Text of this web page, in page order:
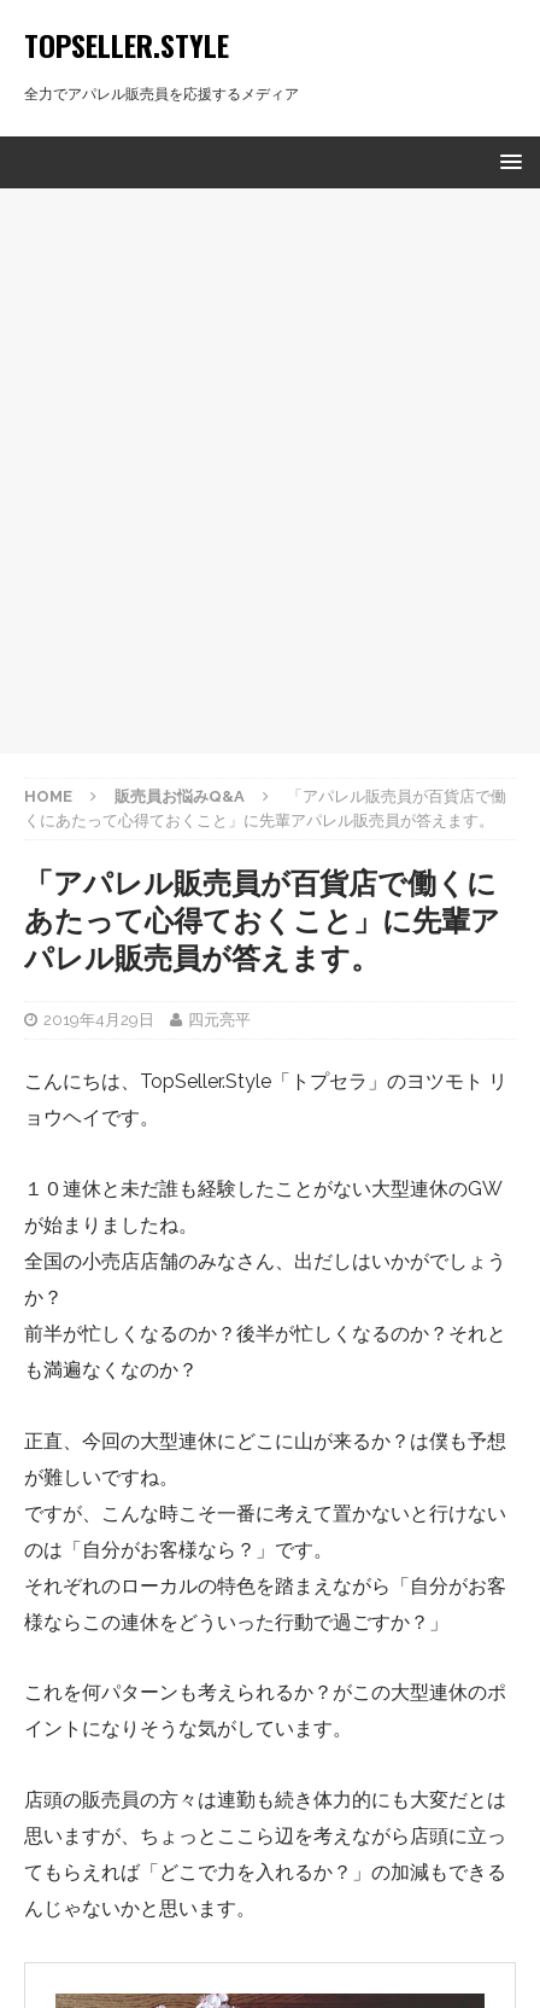
TOPSELLER.STYLE
全力でアパレル販売員を応援するメディア
HOME 販売員お悩みQ&A
「アパレル販売員が百貨店で働
くにあたって心得ておくこと」に先輩アパレル販売員が答えます。
「アパレル販売員が百貨店で働くに
あたって心得ておくこと」に先輩ア
パレル販売員が答えます。
2019年4月29日 四元亮平
こんにちは、TopSeller.Style「トプセラ」のヨツモト リ
ョウヘイです。
１０連休と未だ誰も経験したことがない大型連休のGW
が始まりましたね。
全国の小売店店舗のみなさん、出だしはいかがでしょう
か？
前半が忙しくなるのか？後半が忙しくなるのか？それと
も満遍なくなのか？
正直、今回の大型連休にどこに山が来るか？は僕も予想
が難しいですね。
ですが、こんな時こそ一番に考えて置かないと行けない
のは「自分がお客様なら？」です。
それぞれのローカルの特色を踏まえながら「自分がお客
様ならこの連休をどういった行動で過ごすか？」
これを何パターンも考えられるか？がこの大型連休のポ
イントになりそうな気がしています。
店頭の販売員の方々は連勤も続き体力的にも大変だとは
思いますが、ちょっとここら辺を考えながら店頭に立っ
てもらえれば「どこで力を入れるか？」の加減もできる
んじゃないかと思います。